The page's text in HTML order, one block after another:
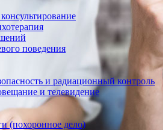
поведения
и радиационный контроль
и телевидение
(похоронное дело)